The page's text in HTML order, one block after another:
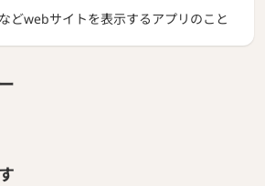
webサイトを表示するアプリのこと